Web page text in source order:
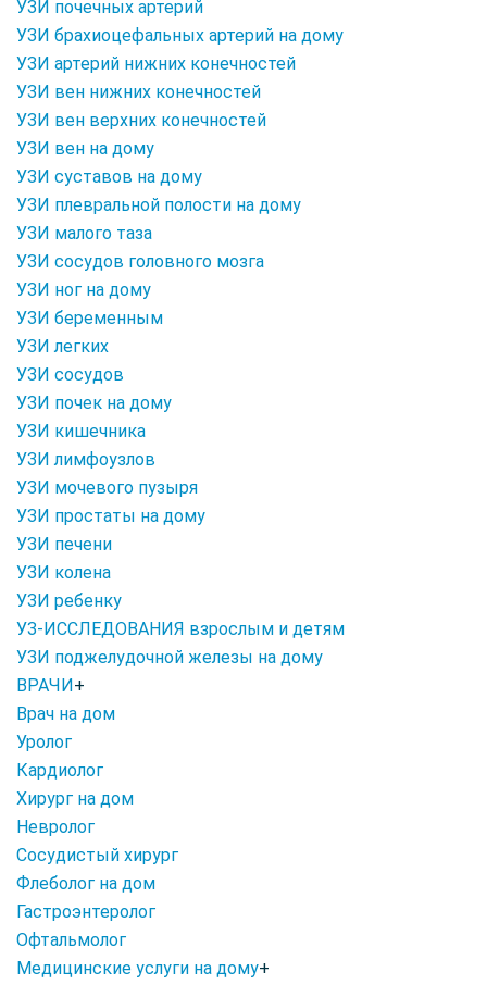
УЗИ почечных артерий
УЗИ брахиоцефальных артерий на дому
УЗИ артерий нижних конечностей
УЗИ вен нижних конечностей
УЗИ вен верхних конечностей
УЗИ вен на дому
УЗИ суставов на дому
УЗИ плевральной полости на дому
УЗИ малого таза
УЗИ сосудов головного мозга
УЗИ ног на дому
УЗИ беременным
УЗИ легких
УЗИ сосудов
УЗИ почек на дому
УЗИ кишечника
УЗИ лимфоузлов
УЗИ мочевого пузыря
УЗИ простаты на дому
УЗИ печени
УЗИ колена
УЗИ ребенку
УЗ-ИССЛЕДОВАНИЯ взрослым и детям
УЗИ поджелудочной железы на дому
ВРАЧИ+
Врач на дом
Уролог
Кардиолог
Хирург на дом
Невролог
Сосудистый хирург
Флеболог на дом
Гастроэнтеролог
Офтальмолог
Медицинские услуги на дому+